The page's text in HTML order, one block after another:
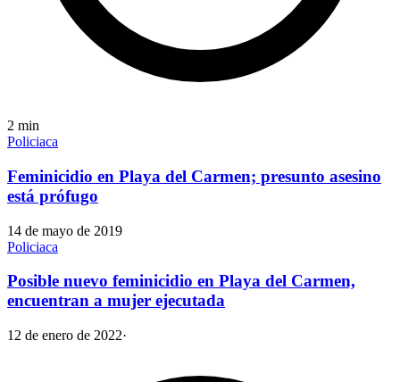
2 min
Policiaca
Feminicidio en Playa del Carmen; presunto asesino
está prófugo
14 de mayo de 2019
Policiaca
Posible nuevo feminicidio en Playa del Carmen,
encuentran a mujer ejecutada
12 de enero de 2022·